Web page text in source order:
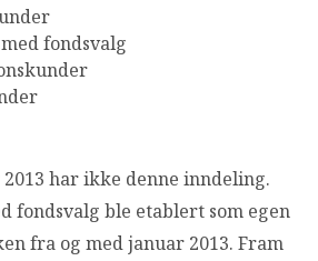
fondsvalg
har ikke denne inndeling.
fondsvalg ble etablert som egen
fra og med januar 2013. Fram